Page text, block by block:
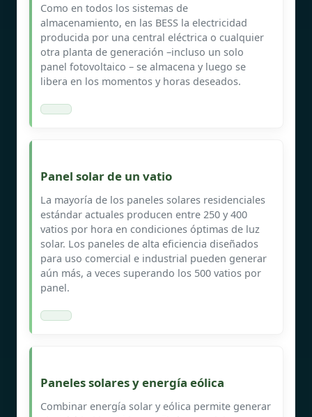
Como en todos los sistemas de
almacenamiento, en las BESS la electricidad
producida por una central eléctrica o cualquier
otra planta de generación –incluso un solo
panel fotovoltaico – se almacena y luego se
libera en los momentos y horas deseados.
Panel solar de un vatio
La mayoría de los paneles solares residenciales
estándar actuales producen entre 250 y 400
vatios por hora en condiciones óptimas de luz
solar. Los paneles de alta eficiencia diseñados
para uso comercial e industrial pueden generar
aún más, a veces superando los 500 vatios por
panel.
Paneles solares y energía eólica
Combinar energía solar y eólica permite generar